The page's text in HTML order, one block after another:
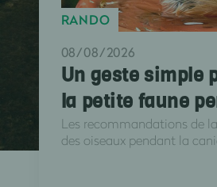
RANDO
08/08/2026
Un geste simple
la petite faune
Les recommandations de
des oiseaux pendant la